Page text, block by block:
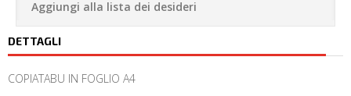
Aggiungi alla lista dei desideri
DETTAGLI
COPIATABU IN FOGLIO A4